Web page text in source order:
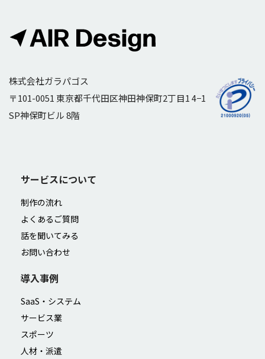
株式会社ガラパゴス
〒101-0051 東京都千代田区神田神保町2丁目1 4−1
SP神保町ビル 8階
サービスについて
制作の流れ
よくあるご質問
話を聞いてみる
お問い合わせ
導入事例
SaaS・システム
サービス業
スポーツ
人材・派遣